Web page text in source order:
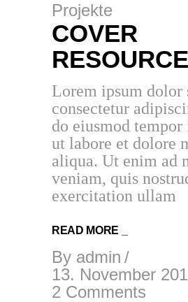
Projekte
COVER
Lorem ipsum dolor
consectetur
do eiusmod
ut labore et dolore
aliqua. Ut enim ad
veniam, quis
exercitation ullam
READ MORE _
By admin
13. November
2 Comments